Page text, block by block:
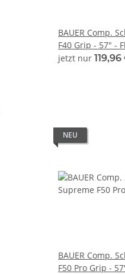
BAUER Comp.
F40 Grip - 57" -
jetzt nur
NEU
BAUER Comp.
F50 Pro Grip -
FLYLITE Grip - 50" - Flex
189,95 €